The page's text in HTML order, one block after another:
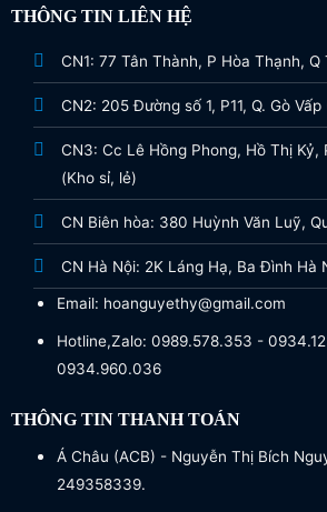
THÔNG TIN LIÊN HỆ
CN1: 77 Tân Thành, P Hòa Thạnh, Q
CN2: 205 Đường số 1, P11, Q. Gò
CN3: Cc Lê Hồng Phong, Hồ Thị Kỷ,
(Kho sỉ, lẻ)
CN Biên hòa: 380 Huỳnh Văn Luỹ,
CN Hà Nội: 2K Láng Hạ, Ba Đình Hà
Email: hoanguyethy@gmail.com
Hotline,Zalo: 0989.578.353 -
0934.960.036
THÔNG TIN THANH TOÁN
Á Châu (ACB) - Nguyễn Thị Bích
249358339.